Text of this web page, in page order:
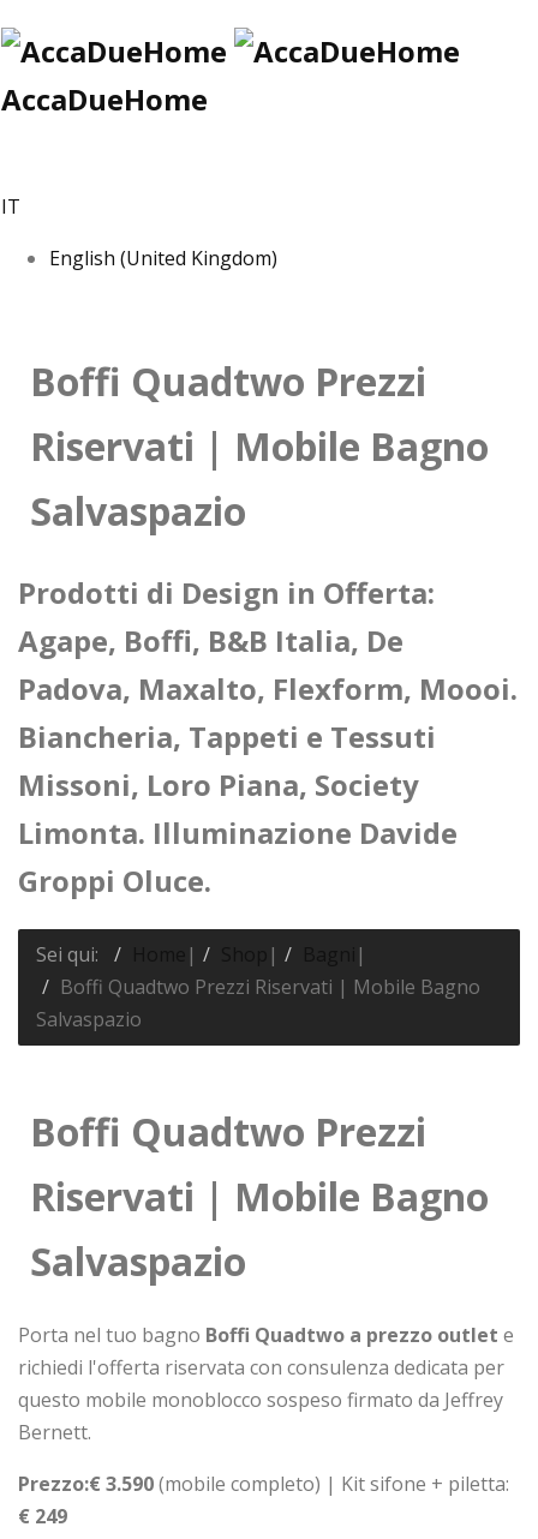
AccaDueHome
IT
English (United Kingdom)
Boffi Quadtwo Prezzi
Riservati | Mobile Bagno
Salvaspazio
Prodotti di Design in Offerta:
Agape, Boffi, B&B Italia, De
Padova, Maxalto, Flexform, Moooi.
Biancheria, Tappeti e Tessuti
Missoni, Loro Piana, Society
Limonta. Illuminazione Davide
Groppi Oluce.
Sei qui: | |
|
Boffi Quadtwo Prezzi Riservati | Mobile Bagno
Salvaspazio
Boffi Quadtwo Prezzi
Riservati | Mobile Bagno
Salvaspazio
Porta nel tuo bagno Boffi Quadtwo a prezzo outlet e
richiedi l'offerta riservata con consulenza dedicata per
questo mobile monoblocco sospeso firmato da Jeffrey
Bernett.
Prezzo:€ 3.590(mobile completo) | Kit sifone + piletta:
€ 249